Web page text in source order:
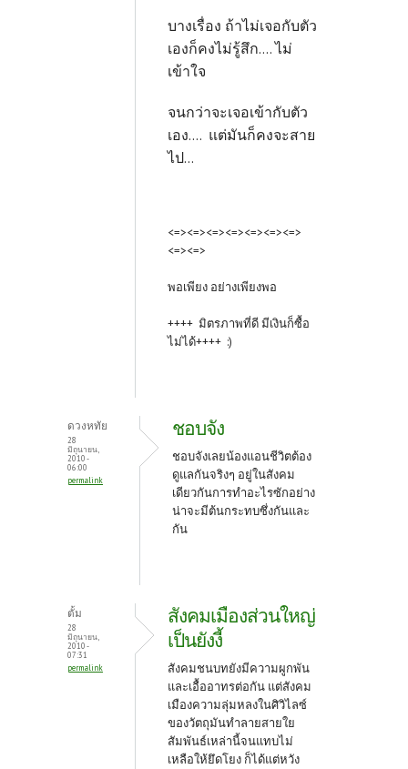
บางเรื่อง ถ้าไม่เจอกับตัว
เองก็คงไม่รู้สึก.... ไม่
เข้าใจ
จนกว่าจะเจอเข้ากับตัว
เอง.... แต่มันก็คงจะสาย
ไป...
<=><=><=><=><=><=><=>
<=><=>
พอเพียง อย่างเพียงพอ
++++ มิตรภาพที่ดี มีเงินก็ซื้อ
ไม่ได้++++ :)
ดวงหทัย
28
มิถุนายน,
2010 -
06:00
permalink
ชอบจัง
ชอบจังเลยน้องแอนชีวิตต้อง
ดูแลกันจริงๆ อยู่ในสังคม
เดียวกันการทำอะไรซักอย่าง
น่าจะมีต้นกระทบซึ่งกันและ
กัน
ตั้ม
28
มิถุนายน,
2010 -
07:31
permalink
สังคมเมืองส่วนใหญ่
เป็นยังงี้
สังคมชนบทยังมีความผูกพัน
และเอื้ออาทรต่อกัน แต่สังคม
เมืองความลุ่มหลงในศิวิไลซ์
ของวัตถุมันทำลายสายใย
สัมพันธ์เหล่านี้จนแทบไม่
เหลือให้ยึดโยง ก็ได้แต่หวัง